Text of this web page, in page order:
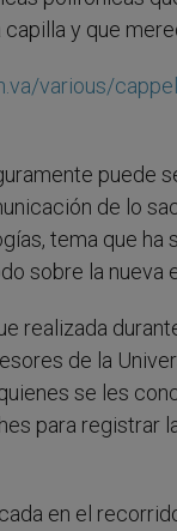
y que
various/
puede
de lo
tema que ha
sobre la nueva
realizada
de la
se les
para registrar
en el